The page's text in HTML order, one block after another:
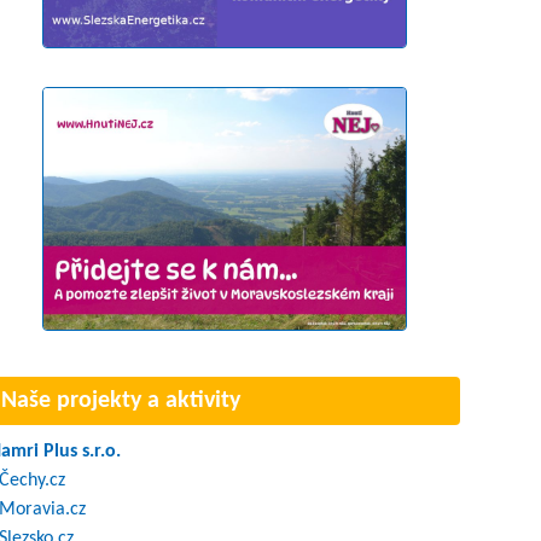
Naše projekty a aktivity
Plus s.r.o.